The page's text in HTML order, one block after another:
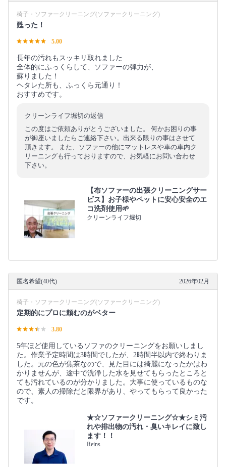
椅子・ソファークリーニング(ソファークリーニング)
甦った！
5.00
長年の汚れもスッキリ取れました
全体的にふっくらして、ソファーの弾力が、
蘇りました！
ヘタレた所も、ふっくら元通り！
おすすめです。
クリーンライフ堀切の返信
この度はご依頼ありがとうございました。 何かお困りの事
が御座いましたらご連絡下さい。出来る限りの事はさせて
頂きます。 また、ソファーの他にマットレスや車の車内ク
リーニングも行っておりますので、お気軽にお問い合わせ
下さい。
【布ソファーの出張クリーニングサー
ビス】お子様やペットに安心安全のエ
コ洗剤使用🌱
クリーンライフ堀切
匿名希望(40代) 2026年02月
椅子・ソファークリーニング(ソファークリーニング)
定期的にプロに頼むのがベター
3.80
5年ほど使用しているソファのクリーニングをお願いしまし
た。作業予定時間は3時間でしたが、2時間半以内で終わりま
した。元の色が焦茶なので、見た目には綺麗になったかはわ
かりませんが、途中で洗浄した水を見せてもらったところと
ても汚れているのが分かりました。大事に使っているものな
ので、素人の掃除だと限界があり、やってもらって良かった
です。
★☆ソファークリーニング☆★シミ汚
れや排出物の汚れ・臭いキレイに致し
ます！！
Reins